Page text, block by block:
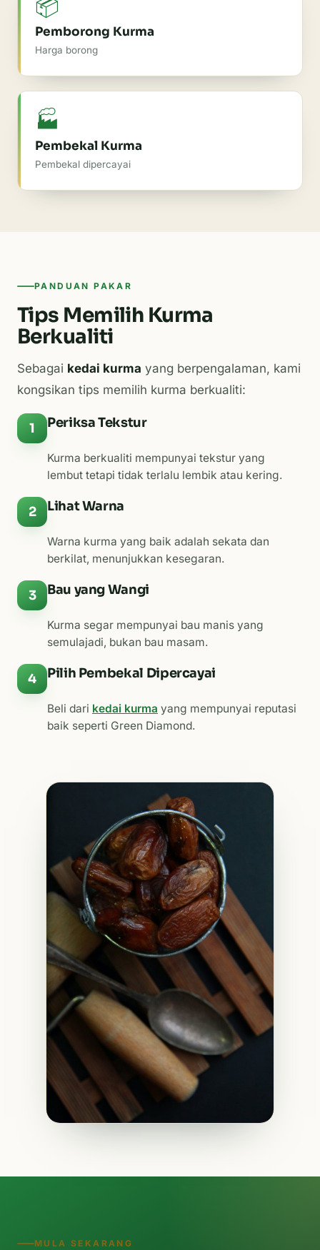
📦
Pemborong Kurma
Harga borong
🏭
Pembekal Kurma
Pembekal dipercayai
PANDUAN PAKAR
Tips Memilih Kurma
Berkualiti
Sebagai kedai kurma yang berpengalaman, kami
kongsikan tips memilih kurma berkualiti:
1 Periksa Tekstur
Kurma berkualiti mempunyai tekstur yang
lembut tetapi tidak terlalu lembik atau kering.
2 Lihat Warna
Warna kurma yang baik adalah sekata dan
berkilat, menunjukkan kesegaran.
3 Bau yang Wangi
Kurma segar mempunyai bau manis yang
semulajadi, bukan bau masam.
4 Pilih Pembekal Dipercayai
Beli dari kedai kurma yang mempunyai reputasi
baik seperti Green Diamond.
MULA SEKARANG